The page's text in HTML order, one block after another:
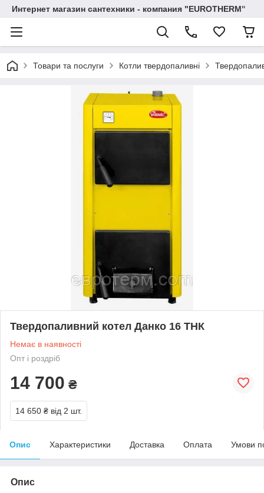
Интернет магазин сантехники - компания "EUROTHERM"
Товари та послуги Котли твердопаливні
Твердопаливний котел Данко 16 ТНК
Немає в наявності
Опт і роздріб
14 700 ₴
14 650 ₴ від 2 шт.
Опис Характеристики Доставка Оплата Умови
Опис